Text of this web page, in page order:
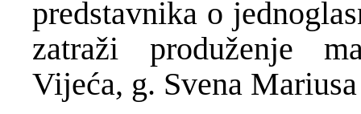
predstavnika o
zatraži produženje
Vijeća, g. Svena